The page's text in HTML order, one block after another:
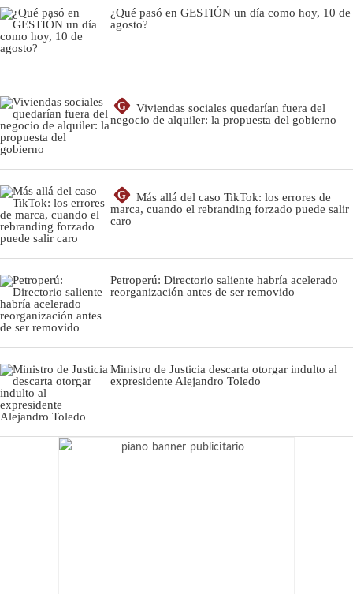
¿Qué pasó en GESTIÓN un día como hoy, 10 de
agosto?
G
Viviendas sociales quedarían fuera del
negocio de alquiler: la propuesta del gobierno
G
Más allá del caso TikTok: los errores de
marca, cuando el rebranding forzado puede salir
caro
Petroperú: Directorio saliente habría acelerado
reorganización antes de ser removido
Ministro de Justicia descarta otorgar indulto al
expresidente Alejandro Toledo